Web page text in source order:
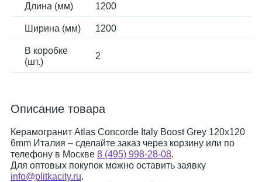
Длина (мм) 1200
Ширина (мм) 1200
В коробке
(шт.)
2
Описание товара
Керамогранит Atlas Concorde Italy Boost Grey 120x120
6mm Италия – сделайте заказ через корзину или по
телефону в Москве 8 (495) 998-28-08.
Для оптовых покупок можно оставить заявку
info@plitkacity.ru.